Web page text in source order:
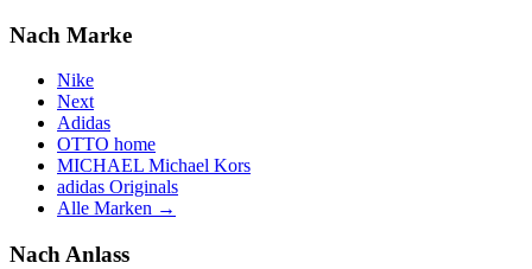
Nach Marke
Nike
Next
Adidas
OTTO home
MICHAEL Michael Kors
adidas Originals
Alle Marken →
Nach Anlass